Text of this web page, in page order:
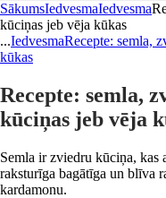
SākumsIedvesmaIedvesma
kūciņas jeb vēja kūkas
...IedvesmaRecepte: semla,
kūkas
Recepte: semla,
kūciņas jeb vēja
Semla ir zviedru kūciņa, kas
raksturīga bagātīga un blīva
kardamonu.